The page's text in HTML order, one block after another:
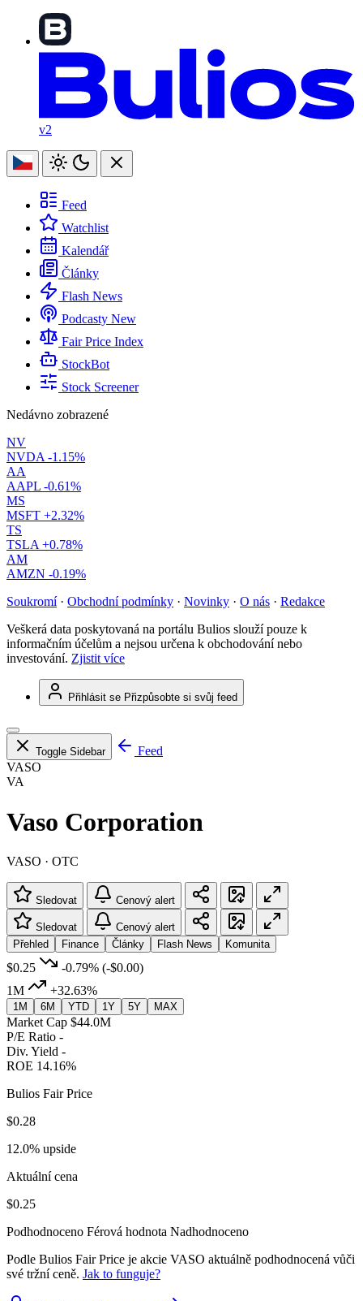
v2
Feed
Watchlist
Kalendář
Články
Flash News
Podcasty New
Fair Price Index
StockBot
Stock Screener
Nedávno zobrazené
NV
NVDA -1.15%
AA
AAPL -0.61%
MS
MSFT +2.32%
TS
TSLA +0.78%
AM
AMZN -0.19%
Soukromí · Obchodní podmínky · Novinky · O nás · Redakce
Veškerá data poskytovaná na portálu Bulios slouží pouze k
informačním účelům a nejsou určena k obchodování nebo
investování. Zjistit více
Přihlásit se Přizpůsobte si svůj feed
Toggle Sidebar
Feed
VASO
VA
Vaso Corporation
VASO · OTC
Sledovat Cenový alert
Sledovat
Cenový alert
Přehled
Finance Články Flash News Komunita
$0.25 -0.79% (-$0.00)
1M
+32.63%
1M 6M YTD 1Y 5Y MAX
Market Cap $44.0M
P/E Ratio -
Div. Yield -
ROE 14.16%
Bulios Fair Price
$0.28
12.0% upside
Aktuální cena
$0.25
Podhodnoceno Férová hodnota Nadhodnoceno
Podle Bulios Fair Price je akcie VASO aktuálně podhodnocená vůči
své tržní ceně. Jak to funguje?